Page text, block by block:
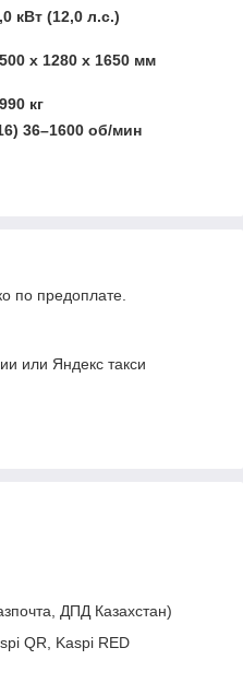
кВт (12,0 л.с.)
х 1280 х 1650 мм
кг
36–1600 об/мин
по предоплате.
или Яндекс такси
ДПД Казахстан)
QR, Kaspi RED